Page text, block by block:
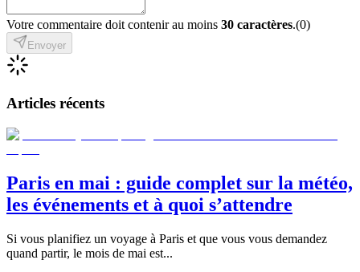
Votre commentaire doit contenir au moins 30 caractères.(0)
Envoyer
Articles récents
Paris en mai : guide complet sur la météo,
les événements et à quoi s’attendre
Si vous planifiez un voyage à Paris et que vous vous demandez
quand partir, le mois de mai est...